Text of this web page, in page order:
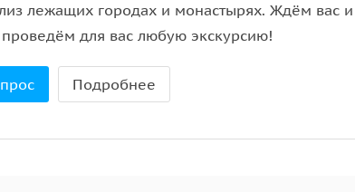
лежащих городах и монастырях. Ждём вас и
проведём для вас любую экскурсию!
Подробнее